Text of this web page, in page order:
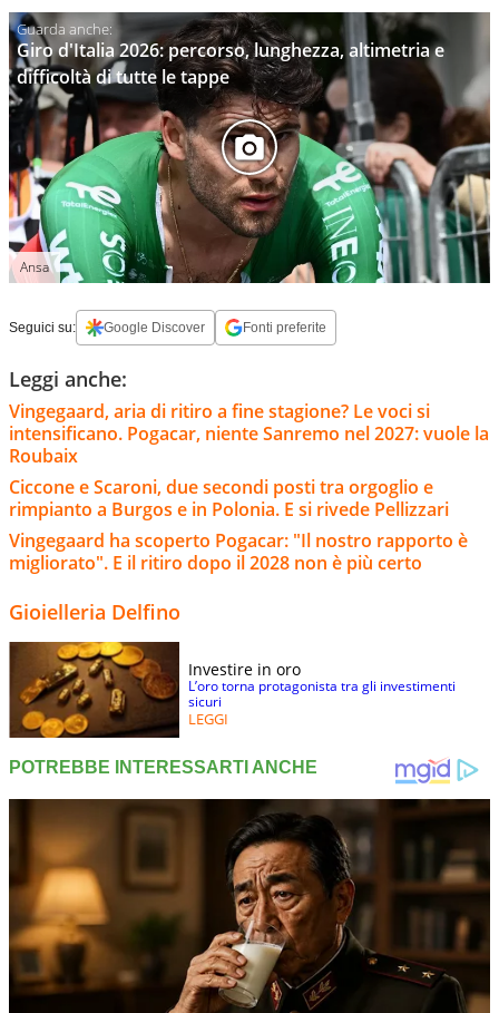
Giro d'Italia 2026: percorso, lunghezza, altimetria e
difficoltà di tutte le tappe
Ansa
Seguici su: Google Discover Fonti preferite
Leggi anche:
Vingegaard, aria di ritiro a fine stagione? Le voci si
intensificano. Pogacar, niente Sanremo nel 2027: vuole la
Roubaix
Ciccone e Scaroni, due secondi posti tra orgoglio e
rimpianto a Burgos e in Polonia. E si rivede Pellizzari
Vingegaard ha scoperto Pogacar: "Il nostro rapporto è
migliorato". E il ritiro dopo il 2028 non è più certo
Gioielleria Delfino
Investire in oro
L’oro torna protagonista tra gli investimenti
sicuri
LEGGI